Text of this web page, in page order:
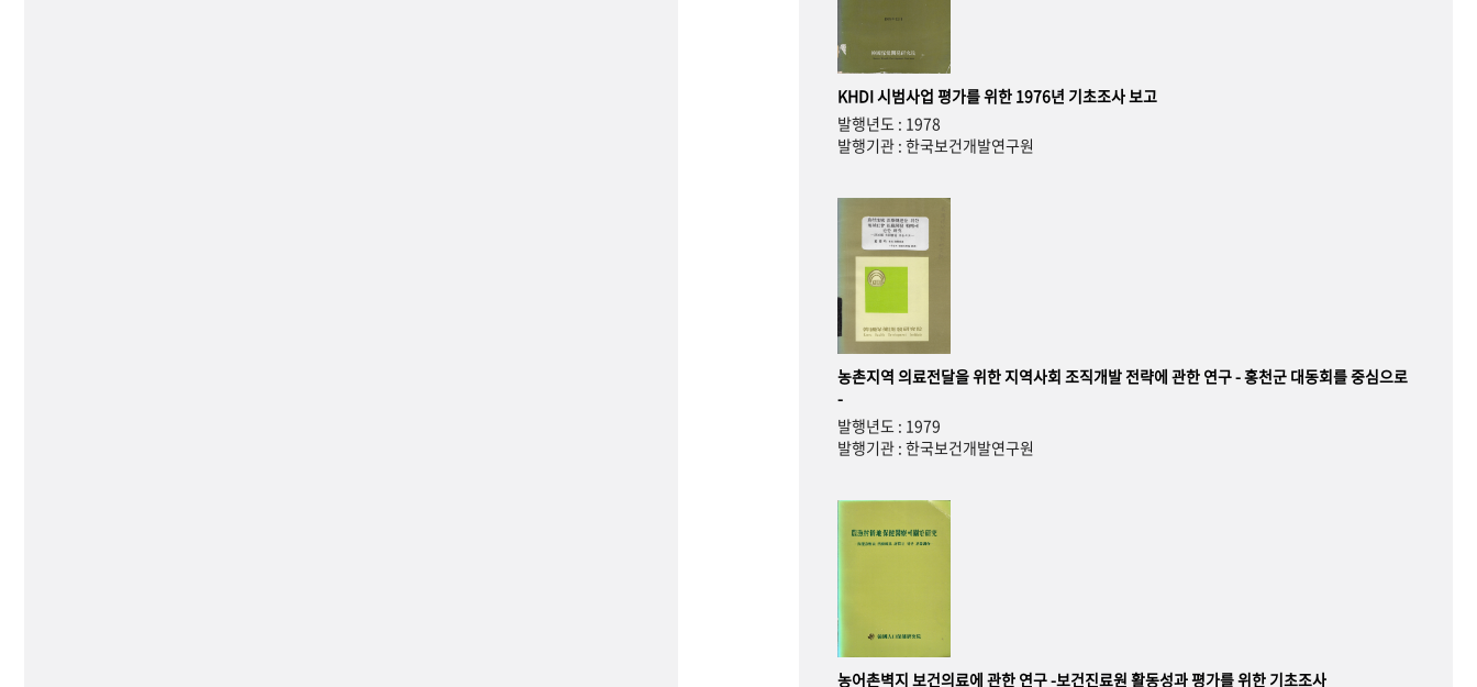
KHDI 시범사업 평가를 위한 1976년 기초조사 보고
발행년도 : 1978
발행기관 : 한국보건개발연구원
농촌지역 의료전달을 위한 지역사회 조직개발 전략에 관한 연구 - 홍천군 대동회를 중심으로
-
발행년도 : 1979
발행기관 : 한국보건개발연구원
농어촌벽지 보건의료에 관한 연구 -보건진료원 활동성과 평가를 위한 기초조사